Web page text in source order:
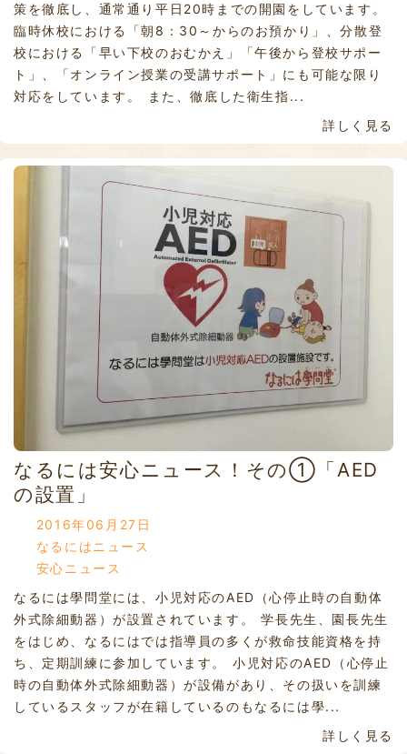
策を徹底し、通常通り平日20時までの開園をしています。
臨時休校における「朝8：30～からのお預かり」、分散登
校における「早い下校のおむかえ」「午後から登校サポー
ト」、「オンライン授業の受講サポート」にも可能な限り
対応をしています。 また、徹底した衛生指...
詳しく見る
なるには安心ニュース！その①「AED
の設置」
2016年06月27日
なるにはニュース
安心ニュース
なるには學問堂には、小児対応のAED（心停止時の自動体
外式除細動器）が設置されています。 学長先生、園長先生
をはじめ、なるにはでは指導員の多くが救命技能資格を持
ち、定期訓練に参加しています。 小児対応のAED（心停止
時の自動体外式除細動器）が設備があり、その扱いを訓練
しているスタッフが在籍しているのもなるには學...
詳しく見る